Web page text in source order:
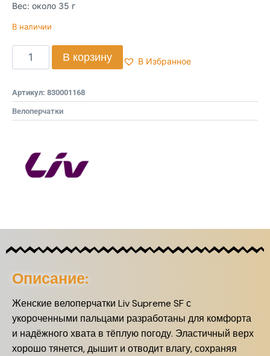
Вес: около 35 г
В наличии
В корзину В Избранное
Артикул: 830001168
Велоперчатки
Описание:
Женские велоперчатки Liv Supreme SF с
укороченными пальцами разработаны для комфорта
и надёжного хвата в тёплую погоду. Эластичный верх
хорошо тянется, дышит и отводит влагу, сохраняя